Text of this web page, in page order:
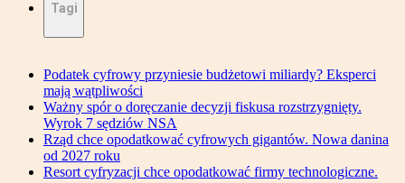
Tagi
Podatek cyfrowy przyniesie budżetowi miliardy? Eksperci
mają wątpliwości
Ważny spór o doręczanie decyzji fiskusa rozstrzygnięty.
Wyrok 7 sędziów NSA
Rząd chce opodatkować cyfrowych gigantów. Nowa danina
od 2027 roku
Resort cyfryzacji chce opodatkować firmy technologiczne.